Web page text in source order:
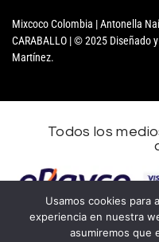
Mixcoco Colombia | Antonella
CARABALLO | © 2025 Diseñado
Martínez.
Todos los
Apellidos
Usamos cookies para
experiencia en nuestra
asumiremos que